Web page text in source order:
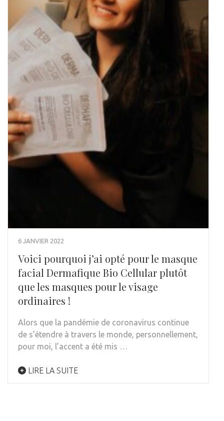
6 JANVIER 2022
Voici pourquoi j’ai opté pour le masque
facial Dermafique Bio Cellular plutôt
que les masques pour le visage
ordinaires !
Alors que la pandémie de coronavirus continue
de s’étendre à travers le monde, personnellement,
pour moi, l’accent a été mis …
LIRE LA SUITE